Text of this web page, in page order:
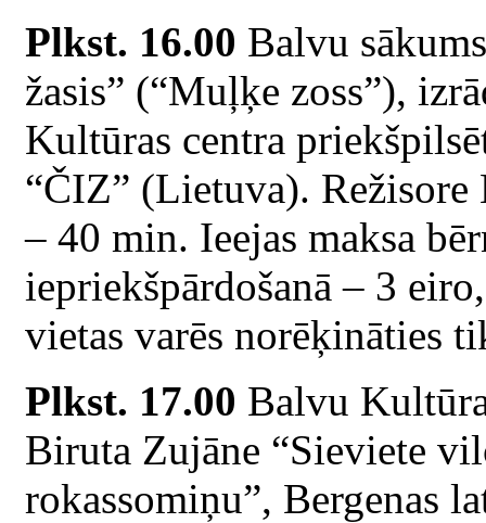
Plkst. 16.00 Balvu
žasis” (“Muļķe zoss”),
Kultūras centra
“ČIZ” (Lietuva).
– 40 min. Ieejas maksa
iepriekšpārdošanā – 3
vietas varēs norēķināties
Plkst. 17.00 Balvu
Biruta Zujāne “Sieviete
rokassomiņu”, Bergenas